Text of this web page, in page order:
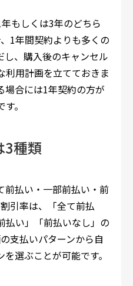
もしくは3年のどちら
1年間契約よりも多くの
し、購入後のキャンセル
利用計画を立てておきま
場合には1年契約の方が
。
3種類
前払い・一部前払い・前
引率は、「全て前払
払い」「前払いなし」の
支払いパターンから自
選ぶことが可能です。